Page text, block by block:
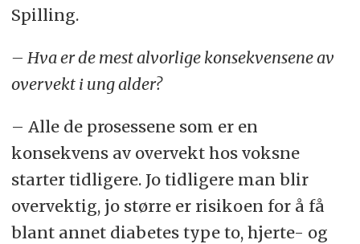
Spilling.
– Hva er de mest alvorlige konsekvensene av
overvekt i ung alder?
– Alle de prosessene som er en
konsekvens av overvekt hos voksne
starter tidligere. Jo tidligere man blir
overvektig, jo større er risikoen for å få
blant annet diabetes type to, hjerte- og